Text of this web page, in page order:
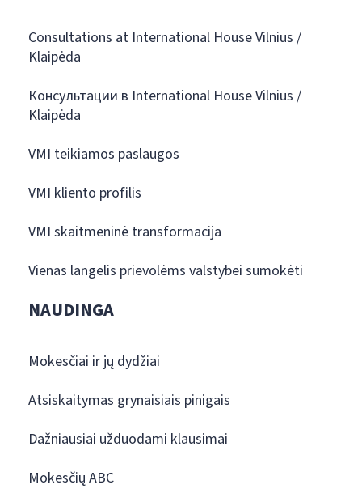
Consultations at International House Vilnius /
Klaipėda
Консультации в International House Vilnius /
Klaipėda
VMI teikiamos paslaugos
VMI kliento profilis
VMI skaitmeninė transformacija
Vienas langelis prievolėms valstybei sumokėti
NAUDINGA
Mokesčiai ir jų dydžiai
Atsiskaitymas grynaisiais pinigais
Dažniausiai užduodami klausimai
Mokesčių ABC